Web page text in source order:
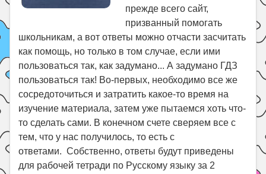
прежде всего сайт,
призванный помогать
школьникам, а вот ответы можно отчасти засчитать
как помощь, но только в том случае, если ими
пользоваться так, как задумано... А задумано ГДЗ
пользоваться так! Во-первых, необходимо все же
сосредоточиться и затратить какое-то время на
изучение материала, затем уже пытаемся хоть что-
то сделать сами. В конечном счете сверяем все с
тем, что у нас получилось, то есть с
ответами. Собственно, ответы будут приведены
для рабочей тетради по Русскому языку за 2